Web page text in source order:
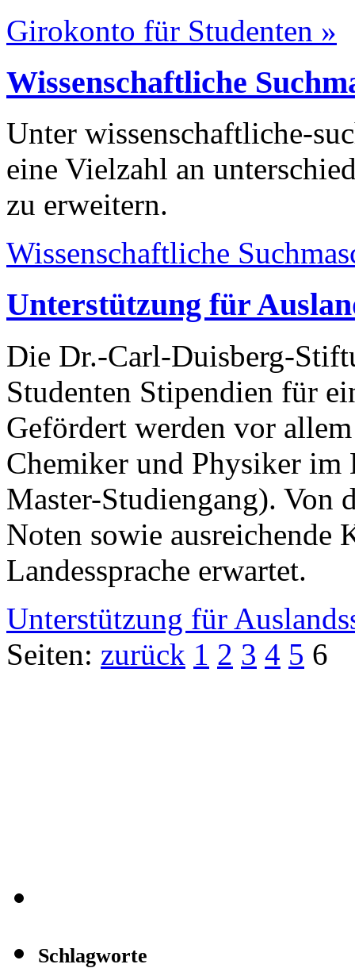
Girokonto für Studenten »
Wissenschaftliche
Unter wissenschaftliche-
eine Vielzahl an
zu erweitern.
Wissenschaftliche
Unterstützung für
Die Dr.-Carl-Duisberg-
Studenten Stipendien für
Gefördert werden vor
Chemiker und Physiker
Master-Studiengang). Von
Noten sowie ausreichende
Landessprache erwartet.
Unterstützung für
Seiten: zurück 1 2 3 4 5 6
Schlagworte